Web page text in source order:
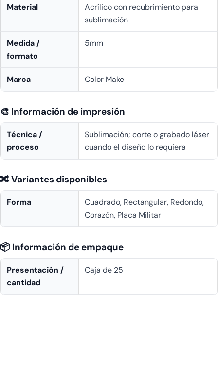
Material
Acrílico con recubrimiento para
sublimación
Medida /
formato
5mm
Marca Color Make
🎨 Información de impresión
Técnica /
proceso
Sublimación; corte o grabado láser
cuando el diseño lo requiera
🔀 Variantes disponibles
Forma
Cuadrado, Rectangular, Redondo,
Corazón, Placa Militar
📦 Información de empaque
Presentación /
cantidad
Caja de 25